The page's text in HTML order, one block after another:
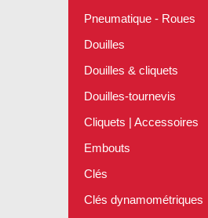
Pneumatique - Roues
Douilles
Douilles & cliquets
Douilles-tournevis
Cliquets | Accessoires
Embouts
Clés
Clés dynamométriques